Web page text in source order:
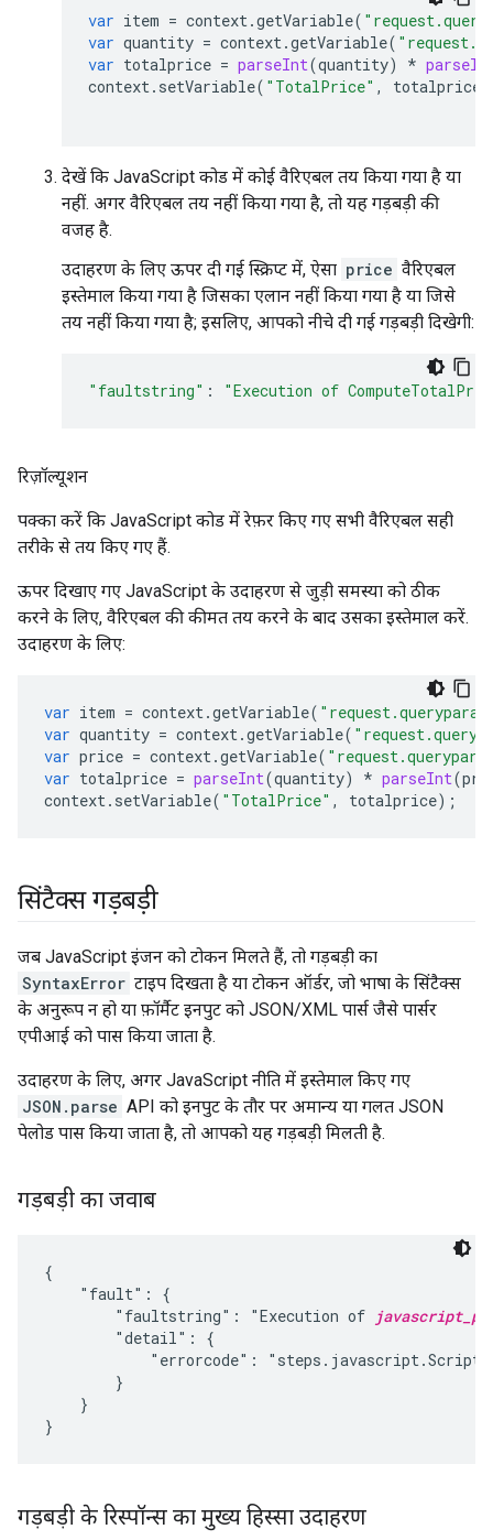
var item = context.getVariable(
var quantity = context.getVariable(
var totalprice = parseInt(quantity) *
context. setVariable( "TotalPrice" , totalprice
देखें कि JavaScript कोड में कोई वैरिएबल तय किया गया है या
नहीं. अगर वैरिएबल तय नहीं किया गया है, तो यह गड़बड़ी की
वजह है.
उदाहरण के लिए ऊपर दी गई स्क्रिप्ट में, ऐसा price वैरिएबल
इस्तेमाल किया गया है जिसका एलान नहीं किया गया है या जिसे
तय नहीं किया गया है; इसलिए, आपको नीचे दी गई गड़बड़ी दिखेगी:
"faultstring" : "Execution of
रिज़ॉल्यूशन
पक्का करें कि JavaScript कोड में रेफ़र किए गए सभी वैरिएबल सही
तरीके से तय किए गए हैं.
ऊपर दिखाए गए JavaScript के उदाहरण से जुड़ी समस्या को ठीक
करने के लिए, वैरिएबल की कीमत तय करने के बाद उसका इस्तेमाल करें.
उदाहरण के लिए:
var item = context.getVariable(
var quantity = context.getVariable(
var price = context.getVariable(
var totalprice = parseInt(quantity) * parseInt(
context. setVariable( "TotalPrice" , totalprice);
सिंटैक्स गड़बड़ी
जब JavaScript इंजन को टोकन मिलते हैं, तो गड़बड़ी का
SyntaxError टाइप दिखता है या टोकन ऑर्डर, जो भाषा के सिंटैक्स
के अनुरूप न हो या फ़ॉर्मैट इनपुट को JSON/XML पार्स जैसे पार्सर
एपीआई को पास किया जाता है.
उदाहरण के लिए, अगर JavaScript नीति में इस्तेमाल किए गए
JSON.parse API को इनपुट के तौर पर अमान्य या गलत JSON
पेलोड पास किया जाता है, तो आपको यह गड़बड़ी मिलती है.
गड़बड़ी का जवाब
{
    "fault": {
        "faultstring": "Execution of
        "detail": {
"errorcode":
        }
    }
गड़बड़ी के रिस्पॉन्स का मुख्य हिस्सा उदाहरण